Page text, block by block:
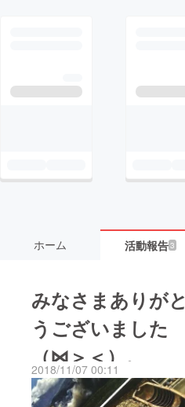
ホーム 活動報告3
みなさまありがと
うございました
（⋈＞＜）。
2018/11/07 00:11